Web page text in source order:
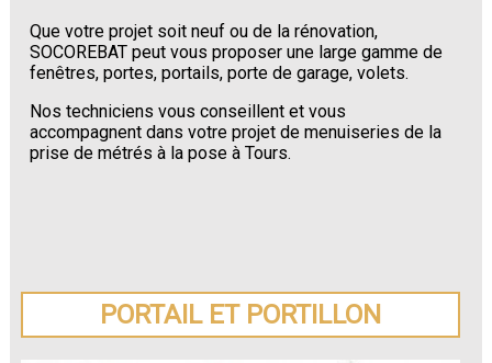
Que votre projet soit neuf ou de la rénovation,
SOCOREBAT peut vous proposer une large gamme de
fenêtres, portes, portails, porte de garage, volets.
Nos techniciens vous conseillent et vous
accompagnent dans votre projet de menuiseries de la
prise de métrés à la pose à Tours.
PORTAIL ET PORTILLON